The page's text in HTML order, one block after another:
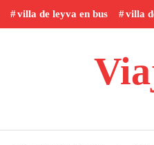
villa de leyva en bus villa